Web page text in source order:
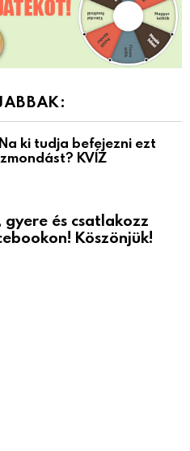
ki tudja befejezni ezt
KVÍZ
és csatlakozz
Köszönjük!